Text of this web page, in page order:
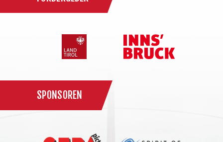
SPONSOREN